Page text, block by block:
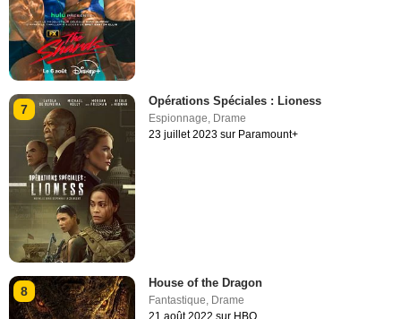
7
Opérations Spéciales : Lioness
Espionnage Drame
23 juillet 2023 sur Paramount+
8
House of the Dragon
Fantastique, Drame
21 août 2022 sur HBO